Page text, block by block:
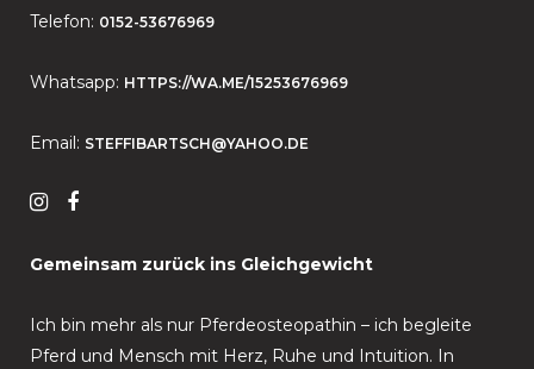
Telefon: 0152-53676969
Whatsapp: HTTPS://WA.ME/15253676969
Email: STEFFIBARTSCH@YAHOO.DE
Gemeinsam zurück ins Gleichgewicht
Ich bin mehr als nur Pferdeosteopathin – ich begleite
Pferd und Mensch mit Herz, Ruhe und Intuition. In